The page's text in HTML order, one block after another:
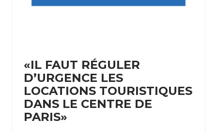
«IL FAUT RÉGULER
D’URGENCE LES
LOCATIONS TOURISTIQUES
DANS LE CENTRE DE
PARIS»